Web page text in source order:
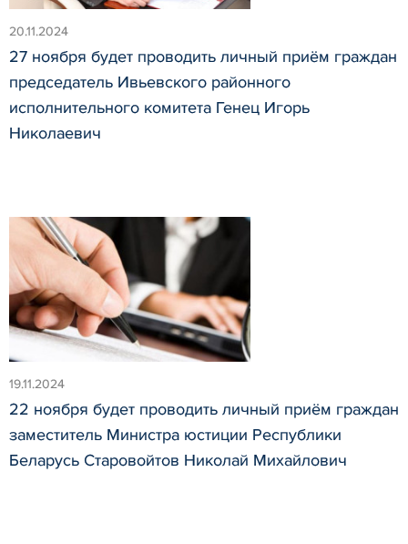
20.11.2024
27 ноября будет проводить личный приём граждан
председатель Ивьевского районного
исполнительного комитета Генец Игорь
Николаевич
19.11.2024
22 ноября будет проводить личный приём граждан
заместитель Министра юстиции Республики
Беларусь Старовойтов Николай Михайлович